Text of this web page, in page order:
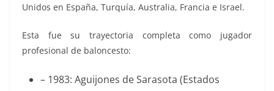
Unidos en España, Turquía, Australia, Francia e Israel.
Esta fue su trayectoria completa como jugador
profesional de baloncesto:
– 1983: Aguijones de Sarasota (Estados